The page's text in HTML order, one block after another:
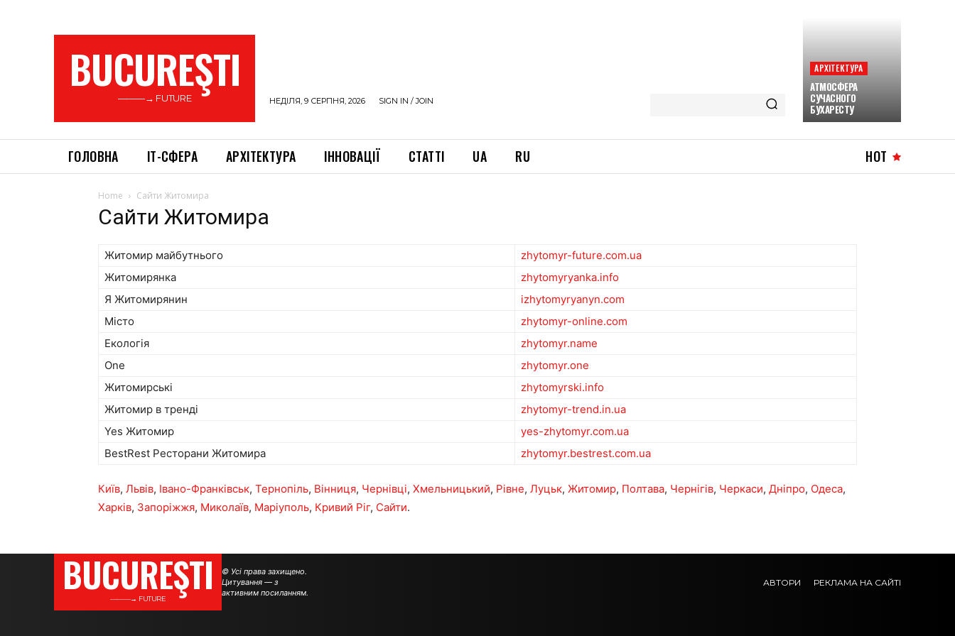
BUCUREŞTI
———→ FUTURE НЕДІЛЯ, 9 СЕРПНЯ, 2026 SIGN IN / JOIN
АРХІТЕКТУРА
АТМОСФЕРА
СУЧАСНОГО
БУХАРЕСТУ
ГОЛОВНА ІТ-СФЕРА АРХІТЕКТУРА ІННОВАЦІЇ СТАТТІ UA RU HOT
Home Сайти Житомира
Сайти Житомира
Житомир майбутнього
zhytomyr-future.com.ua
Житомирянка
zhytomyryanka.info
Я Житомирянин
izhytomyryanyn.com
Місто
zhytomyr-online.com
Екологія
zhytomyr.name
One
zhytomyr.one
Житомирські
zhytomyrski.info
Житомир в тренді
zhytomyr-trend.in.ua
Yes Житомир
yes-zhytomyr.com.ua
BestRest Ресторани Житомира
zhytomyr.bestrest.com.ua
Київ, Львів, Івано-Франківськ, Тернопіль, Вінниця, Чернівці, Хмельницький, Рівне, Луцьк, Житомир, Полтава, Чернігів, Черкаси, Дніпро, Одеса,
Харків, Запоріжжя, Миколаїв, Маріуполь, Кривий Ріг, Сайти.
BUCUREŞTI
———→ FUTURE
© Усі права захищено.
Цитування — з
активним посиланням.
АВТОРИ РЕКЛАМА НА САЙТІ